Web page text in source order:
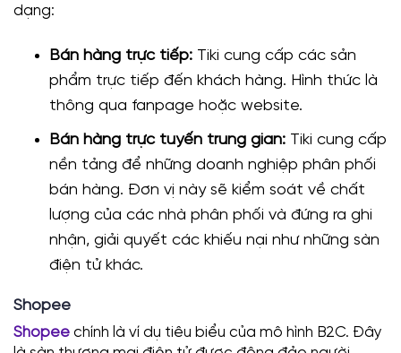
dạng:
Bán hàng trực tiếp: Tiki cung cấp các sản
phẩm trực tiếp đến khách hàng. Hình thức là
thông qua fanpage hoặc website.
Bán hàng trực tuyến trung gian: Tiki cung cấp
nền tảng để những doanh nghiệp phân phối
bán hàng. Đơn vị này sẽ kiểm soát về chất
lượng của các nhà phân phối và đứng ra ghi
nhận, giải quyết các khiếu nại như những sàn
điện tử khác.
Shopee
Shopee chính là ví dụ tiêu biểu của mô hình B2C. Đây